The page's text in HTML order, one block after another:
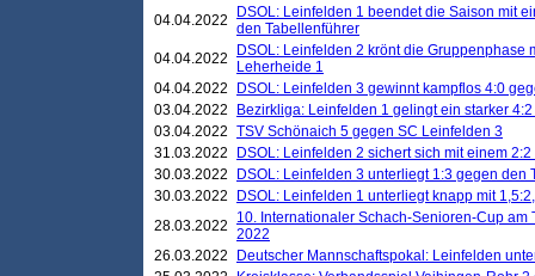
04.04.2022
DSOL: Leinfelden 1 beendet die Saison mit
den Tabellenführer
04.04.2022
DSOL: Leinfelden 2 krönt die Gruppenphase
Leherheide 1
04.04.2022
DSOL: Leinfelden 3 gewinnt kampflos 4:0
03.04.2022
Bezirkliga: Leinfelden 1 gelingt ein starker
03.04.2022 TSV Schönaich 5 gegen SC Leinfelden 3
31.03.2022
DSOL: Leinfelden 2 sichert sich mit einem
30.03.2022
DSOL: Leinfelden 3 unterliegt 1:3 gegen den
30.03.2022
DSOL: Leinfelden 1 unterliegt knapp mit
28.03.2022
10. Internationaler Schach-Senioren-Cup am
2022
26.03.2022
Deutscher Mannschaftspokal: Leinfelden